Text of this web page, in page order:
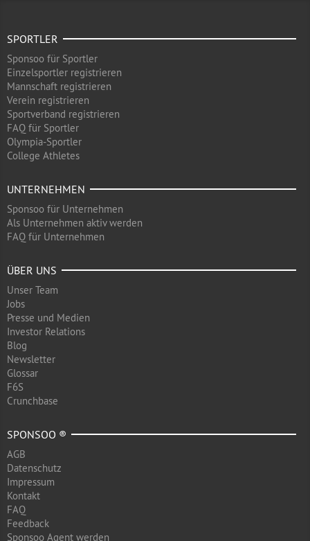
SPORTLER
Sponsoo für Sportler
Einzelsportler registrieren
Mannschaft registrieren
Verein registrieren
Sportverband registrieren
FAQ für Sportler
Olympia-Sportler
College Athletes
UNTERNEHMEN
Sponsoo für Unternehmen
Als Unternehmen aktiv werden
FAQ für Unternehmen
ÜBER UNS
Unser Team
Jobs
Presse und Medien
Investor Relations
Blog
Newsletter
Glossar
F6S
Crunchbase
SPONSOO ®
AGB
Datenschutz
Impressum
Kontakt
FAQ
Feedback
Sponsoo Agent werden